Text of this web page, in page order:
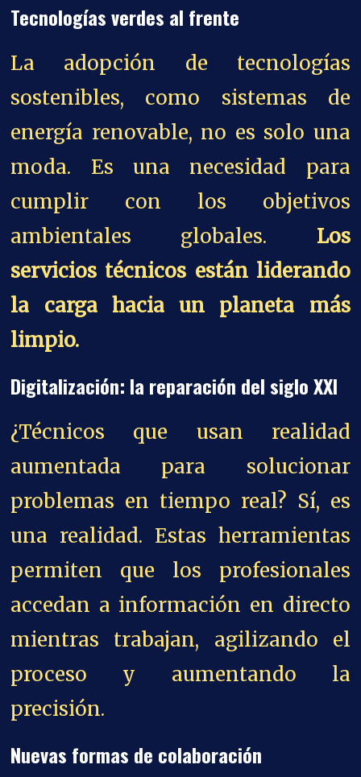
Tecnologías verdes al frente
La adopción de tecnologías
sostenibles, como sistemas de
energía renovable, no es solo una
moda. Es una necesidad para
cumplir con los objetivos
ambientales globales. Los
servicios técnicos están liderando
la carga hacia un planeta más
limpio.
Digitalización: la reparación del siglo XXI
¿Técnicos que usan realidad
aumentada para solucionar
problemas en tiempo real? Sí, es
una realidad. Estas herramientas
permiten que los profesionales
accedan a información en directo
mientras trabajan, agilizando el
proceso y aumentando la
precisión.
Nuevas formas de colaboración